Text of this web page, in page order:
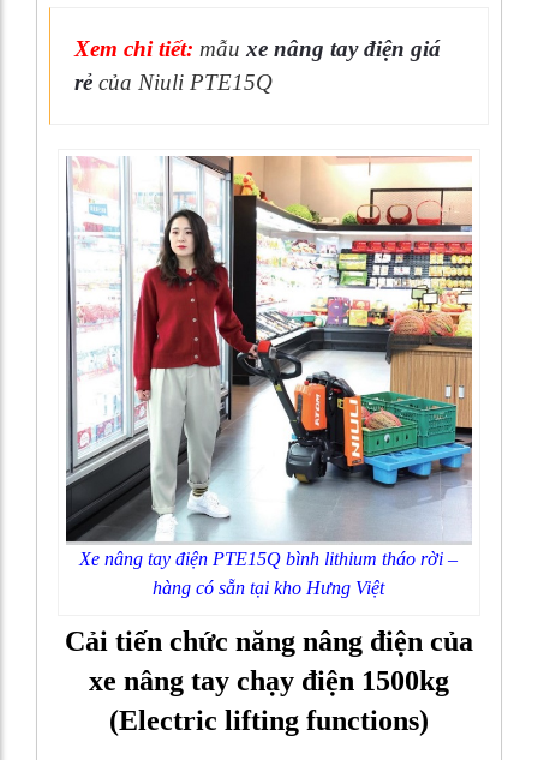
Xem chi tiết: mẫu xe nâng tay điện giá
rẻ của Niuli PTE15Q
Xe nâng tay điện PTE15Q bình lithium tháo rời –
hàng có sẵn tại kho Hưng Việt
Cải tiến chức năng nâng điện của
xe nâng tay chạy điện 1500kg
(Electric lifting functions)